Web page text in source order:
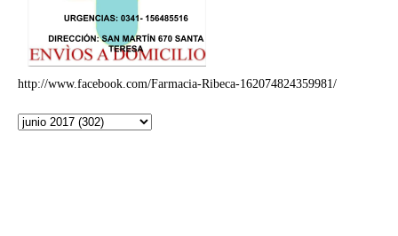
http://www.facebook.com/Farmacia-Ribeca-162074824359981/